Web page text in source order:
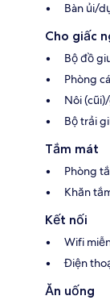
Bàn ủi/
Cho giấc
Bộ đồ
Phòng
Nôi
Bộ trải
Tắm mát
Phòng
Khăn
Kết nối
Wifi
Điện
Ăn uống